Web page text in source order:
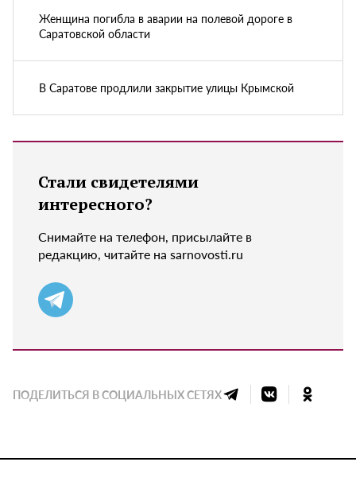
Женщина погибла в аварии на полевой дороге в
Саратовской области
В Саратове продлили закрытие улицы Крымской
Стали свидетелями
интересного?
Снимайте на телефон, присылайте в
редакцию, читайте на sarnovosti.ru
ПОДЕЛИТЬСЯ В СОЦИАЛЬНЫХ СЕТЯХ